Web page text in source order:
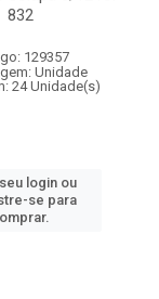
832
129357
Unidade
24 Unidade(s)
login ou
se para